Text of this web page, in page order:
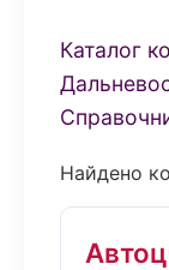
Каталог
Найдено